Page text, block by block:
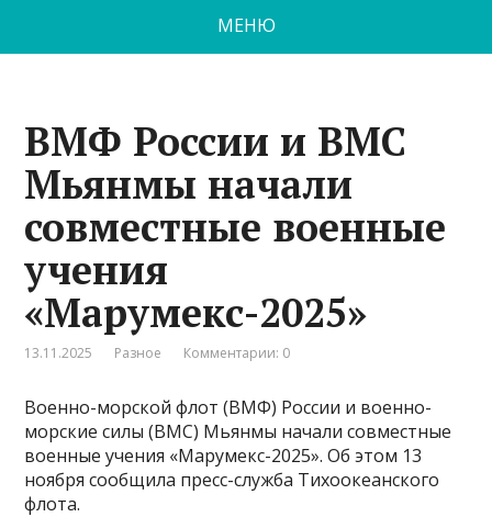
МЕНЮ
ВМФ России и ВМС
Мьянмы начали
совместные военные
учения
«Марумекс-2025»
13.11.2025 Разное Комментарии: 0
Военно-морской флот (ВМФ) России и военно-
морские силы (ВМС) Мьянмы начали совместные
военные учения «Марумекс-2025». Об этом 13
ноября сообщила пресс-служба Тихоокеанского
флота.